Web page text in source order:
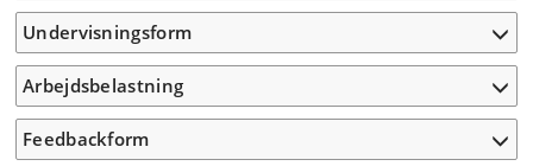
Undervisningsform
Arbejdsbelastning
Feedbackform